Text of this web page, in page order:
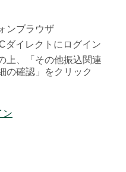
ンブラウザ
ダイレクトにログイン
上、「その他振込関連
の確認」をクリック
ン